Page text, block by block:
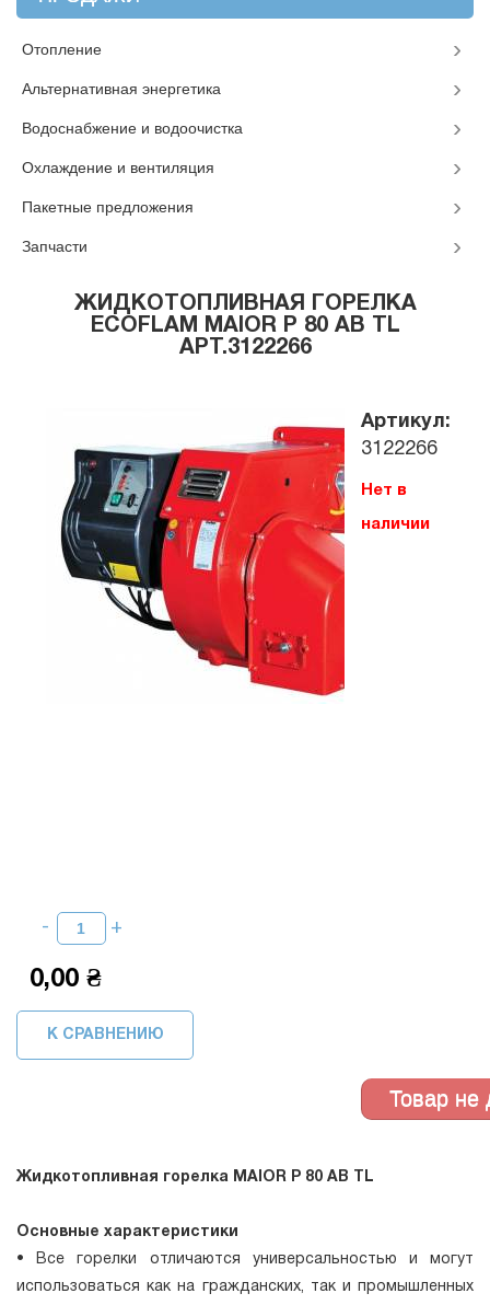
ЖИДКОТОПЛИВНАЯ ГОРЕЛКА
ECOFLAM MAIOR P 80 AB TL
АРТ.3122266
Артикул:
3122266
0,00 ₴
К СРАВНЕНИЮ
Нет в
наличии
Жидкотопливная горелка MAIOR P 80 AB TL
Основные характеристики
• Все горелки отличаются универсальностью и могут
использоваться как на гражданских, так и промышленных
Отопление
Альтернативная энергетика
Водоснабжение и водоочистка
Охлаждение и вентиляция
Пакетные предложения
Запчасти